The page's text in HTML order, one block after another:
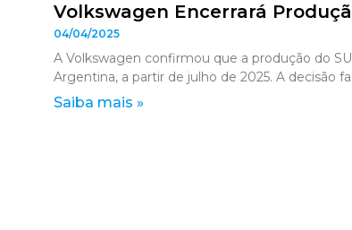
Volkswagen Encerrará
04/04/2025
A Volkswagen confirmou que a produção do
Argentina, a partir de julho de 2025. A decisão
Saiba mais »